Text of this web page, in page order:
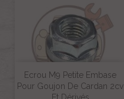
Ecrou M9 Petite Embase
Pour Goujon De Cardan 2cv